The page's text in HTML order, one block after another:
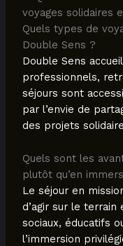
voyages solidaires
Quels types de
Double Sens ?
Double Sens
professionnels,
séjours sont
par l’envie de
des projets
Quels sont les
plutôt qu’en
Le séjour en
d’agir sur le
sociaux, éducatifs
l’immersion